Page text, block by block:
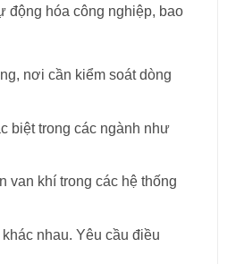
động hóa công nghiệp, bao
nơi cần kiểm soát dòng
biệt trong các ngành như
van khí trong các hệ thống
nhau. Yêu cầu điều